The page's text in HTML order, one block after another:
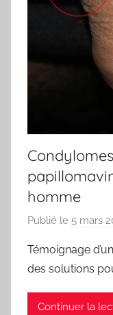
homme
Publié le 5 mars
Témoignage
des solutions
Continuer la